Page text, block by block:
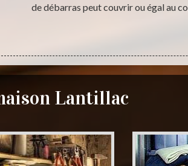
de débarras peut couvrir ou égal au
Lantillac